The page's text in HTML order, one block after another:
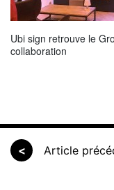
Ubi sign retrouve le
collaboration
< Article